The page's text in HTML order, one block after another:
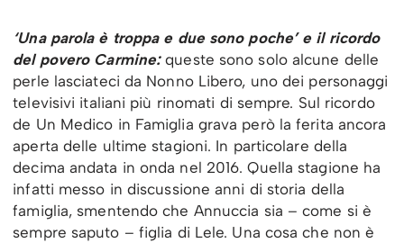
‘Una parola è troppa e due sono poche’ e il ricordo
del povero Carmine:queste sono solo alcune delle
perle lasciateci da Nonno Libero, uno dei personaggi
televisivi italiani più rinomati di sempre. Sul ricordo
de Un Medico in Famiglia grava però la ferita ancora
aperta delle ultime stagioni. In particolare della
decima andata in onda nel 2016. Quella stagione ha
infatti messo in discussione anni di storia della
famiglia, smentendo che Annuccia sia – come si è
sempre saputo – figlia di Lele. Una cosa che non è